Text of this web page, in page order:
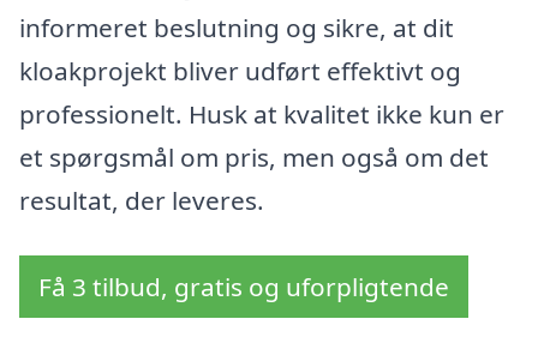
informeret beslutning og sikre, at dit
kloakprojekt bliver udført effektivt og
professionelt. Husk at kvalitet ikke kun er
et spørgsmål om pris, men også om det
resultat, der leveres.
Få 3 tilbud, gratis og uforpligtende